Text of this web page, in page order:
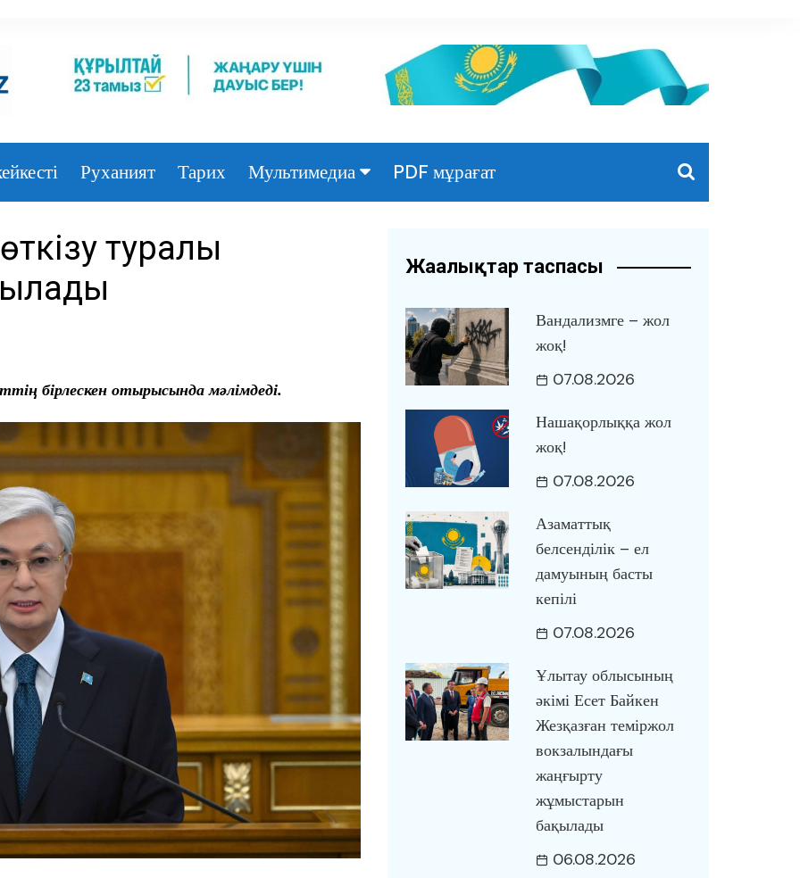
Руханият Тарих Мультимедиа PDF мұрағат
туралы
бірлескен отырысында мәлімдеді.
Жаңалықтар таспасы
Вандализмге – жол
жоқ!
07.08.2026
Нашақорлыққа жол
жоқ!
07.08.2026
Азаматтық
белсенділік – ел
дамуының басты
кепілі
07.08.2026
Ұлытау облысының
әкімі Есет Байкен
Жезқазған теміржол
вокзалындағы
жаңғырту
жұмыстарын
бақылады
06.08.2026